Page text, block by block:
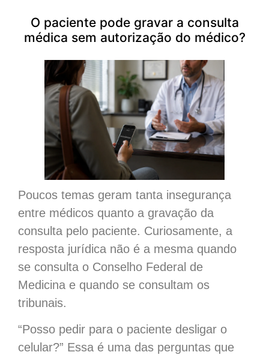
O paciente pode gravar a consulta
médica sem autorização do médico?
Poucos temas geram tanta insegurança
entre médicos quanto a gravação da
consulta pelo paciente. Curiosamente, a
resposta jurídica não é a mesma quando
se consulta o Conselho Federal de
Medicina e quando se consultam os
tribunais.
“Posso pedir para o paciente desligar o
celular?” Essa é uma das perguntas que